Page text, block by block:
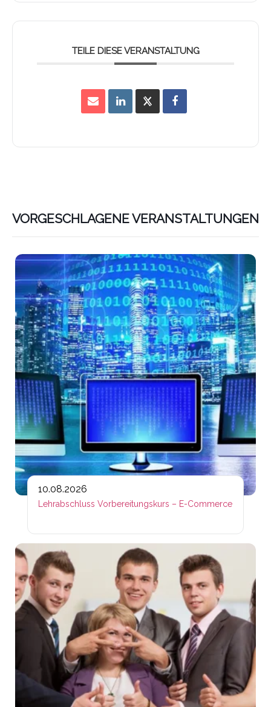
TEILE DIESE VERANSTALTUNG
VORGESCHLAGENE VERANSTALTUNGEN
10.08.2026
Lehrabschluss Vorbereitungskurs – E-Commerce